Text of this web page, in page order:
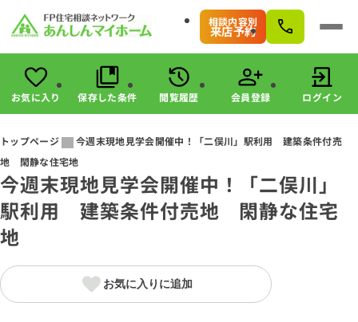
相談内容別
来店予約
会員登録 ログイン
物件検索
駅・路線から探す
エリアから探す
こだわりから探す
未公開物件の探し方
すまいのお金に関する8つのサービス
マンガで分かる！住宅購入
お気に入り 保存した条件 閲覧履歴 会員登録 ログイン
トップページ
今週末現地見学会開催中！「二俣川」駅利用 建築条件付売
地 閑静な住宅地
今週末現地見学会開催中！「二俣川」
駅利用 建築条件付売地 閑静な住宅
地
お気に入りに追加